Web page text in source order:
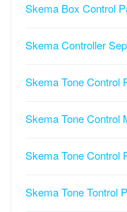
Skema Box Control
Skema Controller
Skema Tone Control
Skema Tone Control
Skema Tone
Skema Tone Tontrol